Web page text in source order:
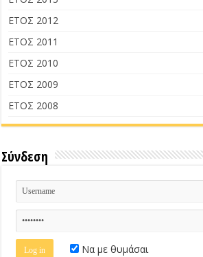
ΕΤΟΣ 2012
ΕΤΟΣ 2011
ΕΤΟΣ 2010
ΕΤΟΣ 2009
ΕΤΟΣ 2008
Σύνδεση
Να με θυμάσαι